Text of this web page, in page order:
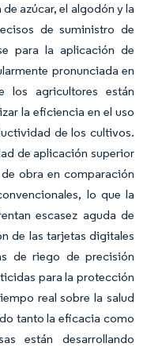
azúcar, el algodón y la
de suministro de
para la aplicación de
pronunciada en
los agricultores están
la eficiencia en el uso
de los cultivos.
de aplicación superior
obra en comparación
lo que la
escasez aguda de
de las tarjetas digitales
de riego de precisión
para la protección
real sobre la salud
tanto la eficacia como
están desarrollando